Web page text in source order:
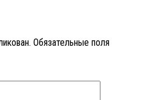
Обязательные поля